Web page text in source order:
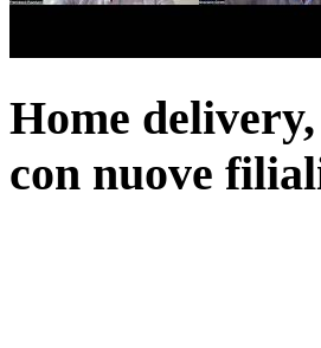
Home
con nuove